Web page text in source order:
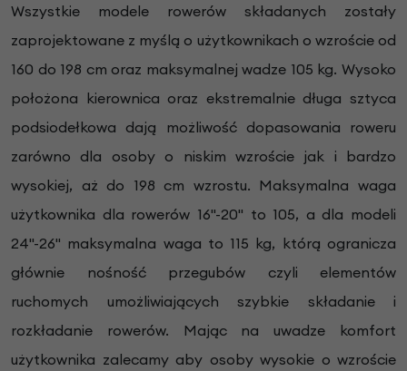
Wszystkie modele rowerów składanych zostały
zaprojektowane z myślą o użytkownikach o wzroście od
160 do 198 cm oraz maksymalnej wadze 105 kg. Wysoko
położona kierownica oraz ekstremalnie długa sztyca
podsiodełkowa dają możliwość dopasowania roweru
zarówno dla osoby o niskim wzroście jak i bardzo
wysokiej, aż do 198 cm wzrostu. Maksymalna waga
użytkownika dla rowerów 16"-20" to 105, a dla modeli
24"-26" maksymalna waga to 115 kg, którą ogranicza
głównie nośność przegubów czyli elementów
ruchomych umożliwiających szybkie składanie i
rozkładanie rowerów. Mając na uwadze komfort
użytkownika zalecamy aby osoby wysokie o wzroście